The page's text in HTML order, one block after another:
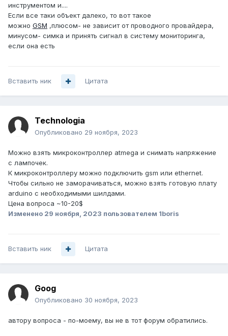
инструментом и....
Если все таки объект далеко, то вот такое
можно GSM ,плюсом- не зависит от проводного провайдера,
минусом- симка и принять сигнал в систему мониторинга,
если она есть
Вставить ник Цитата
Technologia
Опубликовано 29 ноября, 2023
Можно взять микроконтроллер atmega и снимать напряжение
с лампочек.
К микроконтроллеру можно подключить gsm или ethernet.
Чтобы сильно не заморачиваться, можно взять готовую плату
arduino с необходимыми шилдами.
Цена вопроса ~10-20$
Изменено 29 ноября, 2023 пользователем 1boris
Вставить ник Цитата
Goog
Опубликовано 30 ноября, 2023
автору вопроса - по-моему, вы не в тот форум обратились.